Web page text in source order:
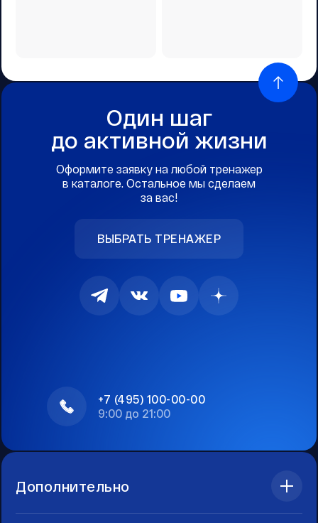
Один шаг
до активной жизни
Оформите заявку на любой тренажер
в каталоге. Остальное мы сделаем
за вас!
ВЫБРАТЬ ТРЕНАЖЕР
+7 (495) 100-00-00
9:00 до 21:00
Дополнительно